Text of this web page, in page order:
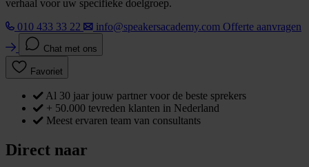
verhaal voor uw specifieke doelgroep.
010 433 33 22
info@speakersacademy.com Offerte aanvragen
Chat met ons
Favoriet
Al 30 jaar jouw partner voor de beste sprekers
+ 50.000 tevreden klanten in Nederland
Meest ervaren team van consultants
Direct naar